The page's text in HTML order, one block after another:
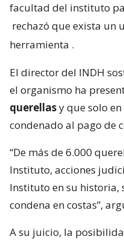
facultad del instituto
rechazó que exista un
herramienta .
El director del INDH
el organismo ha
querellasy que solo
condenado al pago de
“De más de 6.000
Instituto, acciones
Instituto en su historia,
condena en costas”,
A su juicio, la